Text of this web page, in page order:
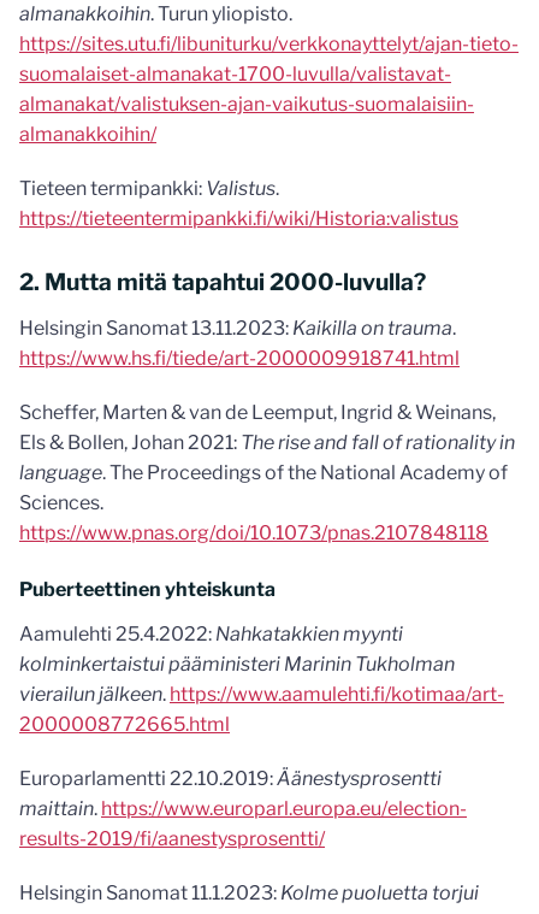
almanakkoihin. Turun yliopisto.
https://sites.utu.fi/libuniturku/verkkonayttelyt/ajan-tieto-
suomalaiset-almanakat-1700-luvulla/valistavat-
almanakat/valistuksen-ajan-vaikutus-suomalaisiin-
almanakkoihin/
Tieteen termipankki: Valistus.
https://tieteentermipankki.fi/wiki/Historia:valistus
2. Mutta mitä tapahtui 2000-luvulla?
Helsingin Sanomat 13.11.2023: Kaikilla on trauma.
https://www.hs.fi/tiede/art-2000009918741.html
Scheffer, Marten & van de Leemput, Ingrid & Weinans,
Els & Bollen, Johan 2021: The rise and fall of rationality in
language. The Proceedings of the National Academy of
Sciences.
https://www.pnas.org/doi/10.1073/pnas.2107848118
Puberteettinen yhteiskunta
Aamulehti 25.4.2022: Nahkatakkien myynti
kolminkertaistui pääministeri Marinin Tukholman
vierailun jälkeen. https://www.aamulehti.fi/kotimaa/art-
2000008772665.html
Europarlamentti 22.10.2019:Äänestysprosentti
maittain. https://www.europarl.europa.eu/election-
results-2019/fi/aanestysprosentti/
Helsingin Sanomat 11.1.2023: Kolme puoluetta torjui